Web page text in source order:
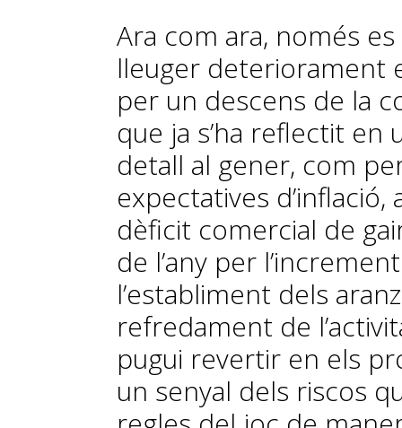
Ara com ara, només
lleuger deteriorament
per un descens de la
que ja s’ha reflectit en
detall al gener, com
expectatives d’inflació,
dèficit comercial de
de l’any per
l’establiment dels
refredament de
pugui revertir en els
un senyal dels riscos